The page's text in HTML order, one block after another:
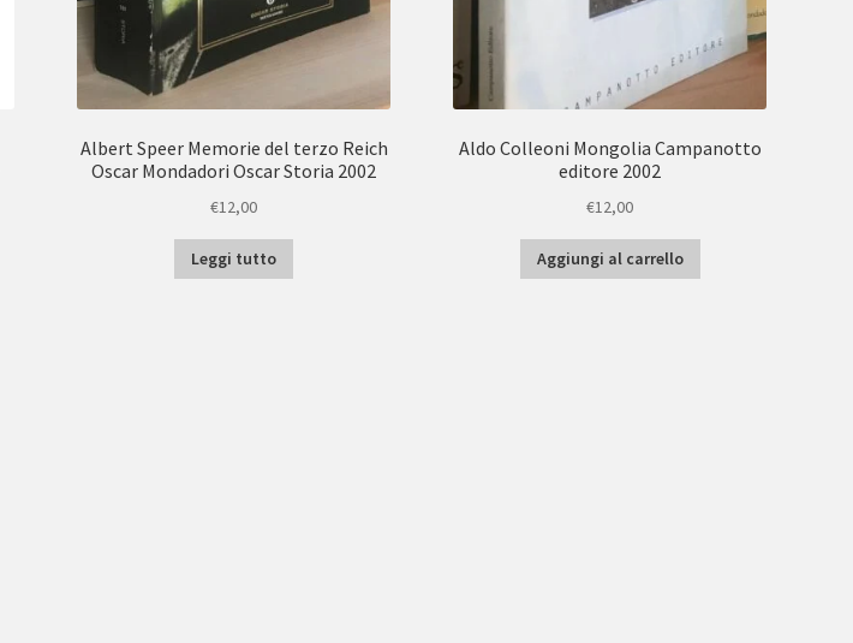
Albert Speer Memorie del terzo Reich
Oscar Mondadori Oscar Storia 2002
€12,00
Leggi tutto
Aldo Colleoni Mongolia Campanotto
editore 2002
€12,00
Aggiungi al carrello